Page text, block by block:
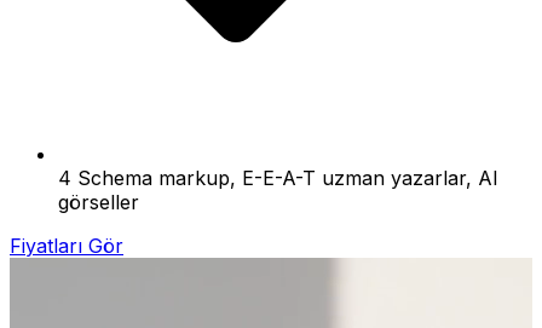
4 Schema markup, E-E-A-T uzman yazarlar, AI
görseller
Fiyatları Gör